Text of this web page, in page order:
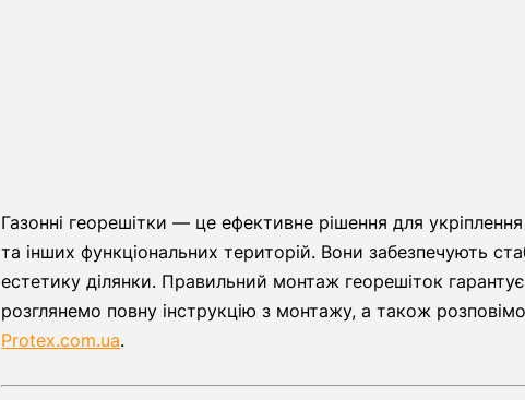
Газонні георешітки — це ефективне рішення для
та інших функціональних територій. Вони забезпечують
естетику ділянки. Правильний монтаж георешіток гарантує
розглянемо повну інструкцію з монтажу, а також
Protex.com.ua.